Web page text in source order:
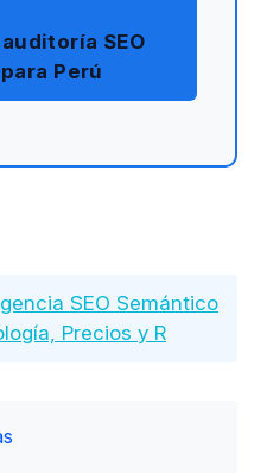
SEO
Perú
SEO Semántico
Precios y R